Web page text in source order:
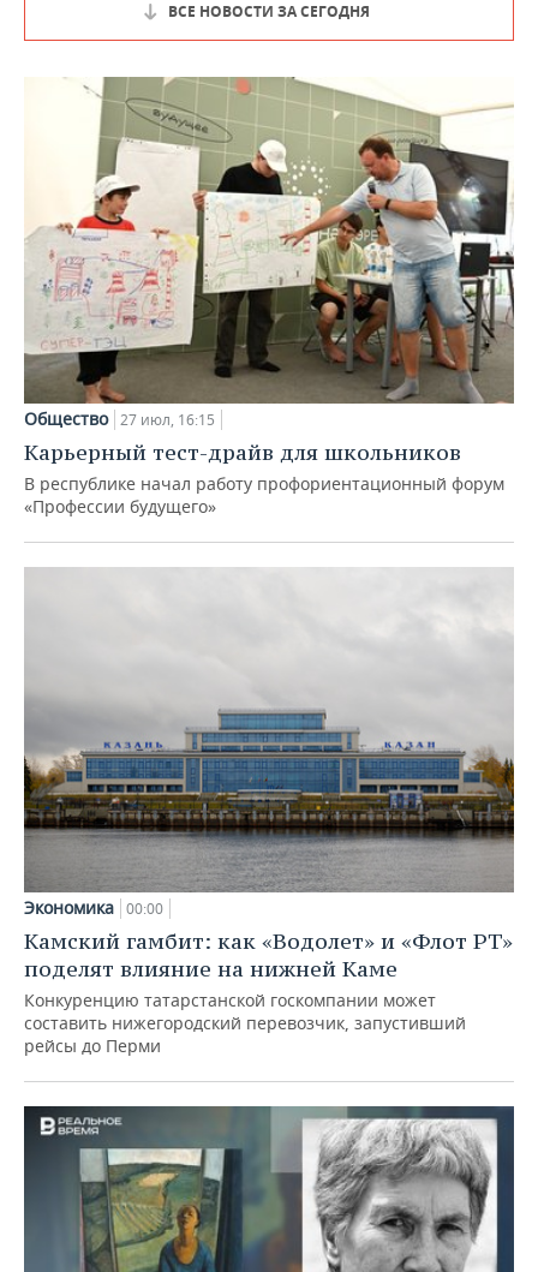
ВСЕ НОВОСТИ ЗА СЕГОДНЯ
Общество 27 июл, 16:15
Карьерный тест-драйв для школьников
В республике начал работу профориентационный форум
«Профессии будущего»
Экономика 00:00
Камский гамбит: как «Водолет» и «Флот РТ»
поделят влияние на нижней Каме
Конкуренцию татарстанской госкомпании может
составить нижегородский перевозчик, запустивший
рейсы до Перми